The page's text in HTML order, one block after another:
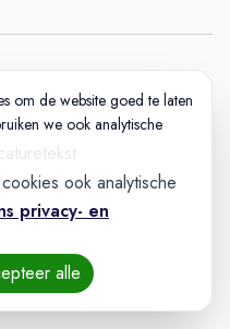
om de website goed te laten
we ook analytische
ook analytische
privacy- en
alle